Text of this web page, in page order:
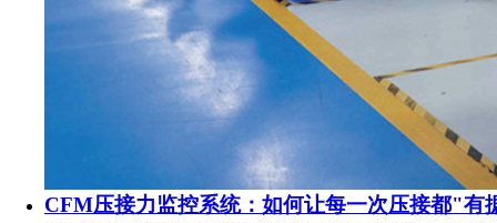
CFM压接力监控系统：如何让每一次压接都"有